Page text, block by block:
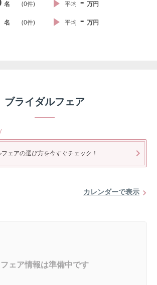
名 (0件) 平均 万円
名 (0件) 平均 - 万円
ブライダルフェア
/
ェアの選び方を今すぐチェック！
カレンダーで表示
フェア情報は準備中です